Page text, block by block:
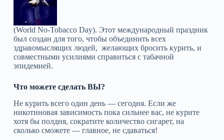
(World No-Tobacco Day). Этот международный праздник
был создан для того, чтобы объединить всех
здравомыслящих людей, желающих бросить курить, и
совместными усилиями справиться с табачной
эпидемией.
Что можете сделать ВЫ?
Не курить всего один день — сегодня. Если же
никотиновая зависимость пока сильнее вас, не курите
хотя бы полдня, сократите количество сигарет, на
сколько сможете — главное, не сдаваться!